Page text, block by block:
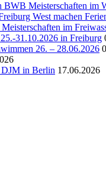
Meisterschaften im
West machen
im
31.10.2026 in Freiburg
26. – 28.06.2026
DJM in Berlin 17.06.2026